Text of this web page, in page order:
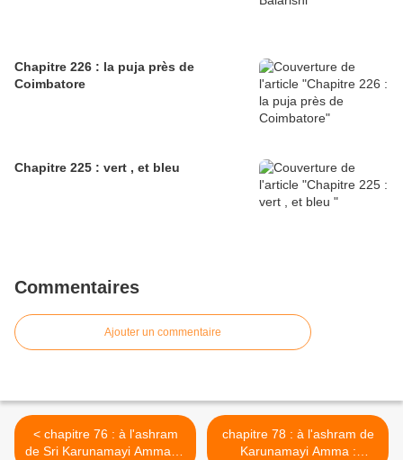
Chapitre 226 : la puja près de
Coimbatore
Chapitre 225 : vert , et bleu
Commentaires
Ajouter un commentaire
< chapitre 76 : à l'ashram
de Sri Karunamayi Amma ,2
chapitre 78 : à l'ashram de
Karunamayi Amma :